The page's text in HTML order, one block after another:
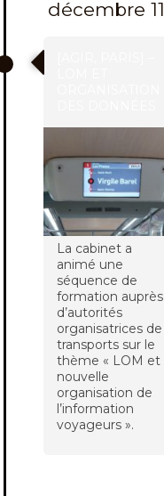
décembre 11
La cabinet a
animé une
séquence de
formation auprès
d’autorités
organisatrices de
transports sur le
thème « LOM et
nouvelle
organisation de
l’information
voyageurs ».